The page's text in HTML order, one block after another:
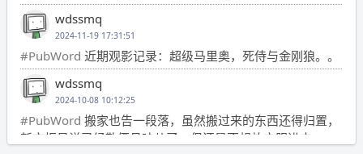
wdssmq
2024-11-19 17:31:51
#PubWord 近期观影记录：超级马里奥，死侍与金刚狼。。
wdssmq
2024-10-08 10:12:25
#PubWord 搬家也告一段落，虽然搬过来的东西还得归置，
新衣柜虽说已经散俩月味儿了，但还是不想放衣服进去。